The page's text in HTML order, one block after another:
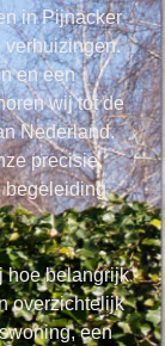
in Pijnacker
verhuizingen.
en een
wij tot de
Nederland.
precisie,
begeleiding
hoe belangrijk
overzichtelijk
een